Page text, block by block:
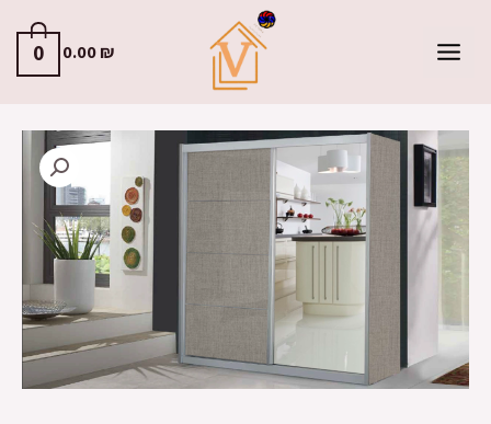
0.00₪
0